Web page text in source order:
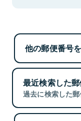
他の郵便番号
最近検索した
過去に検索した郵